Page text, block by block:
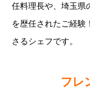
任料理長や、埼玉県
を歴任されたご経験
さるシェフです。
フレ